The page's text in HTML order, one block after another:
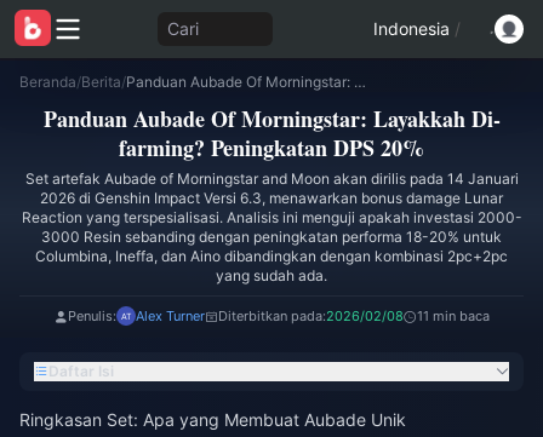
Cari Indonesia /
Beranda/Berita/ Panduan Aubade Of Morningstar: Layakkah Di-farming? Peningkatan DPS 20%
Panduan Aubade Of Morningstar: Layakkah Di-
farming? Peningkatan DPS 20%
Set artefak Aubade of Morningstar and Moon akan dirilis pada 14 Januari
2026 di Genshin Impact Versi 6.3, menawarkan bonus damage Lunar
Reaction yang terspesialisasi. Analisis ini menguji apakah investasi 2000-
3000 Resin sebanding dengan peningkatan performa 18-20% untuk
Columbina, Ineffa, dan Aino dibandingkan dengan kombinasi 2pc+2pc
yang sudah ada.
Penulis: Alex Turner Diterbitkan pada:2026/02/08 11 min baca
Daftar Isi
Ringkasan Set: Apa yang Membuat Aubade Unik